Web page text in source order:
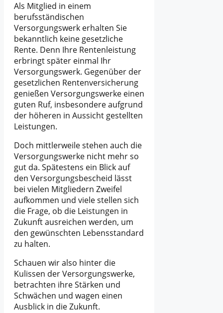
Als Mitglied in einem
berufsständischen
Versorgungswerk erhalten Sie
bekanntlich keine gesetzliche
Rente. Denn Ihre Rentenleistung
erbringt später einmal Ihr
Versorgungswerk. Gegenüber der
gesetzlichen Rentenversicherung
genießen Versorgungswerke einen
guten Ruf, insbesondere aufgrund
der höheren in Aussicht gestellten
Leistungen.
Doch mittlerweile stehen auch die
Versorgungswerke nicht mehr so
gut da. Spätestens ein Blick auf
den Versorgungsbescheid lässt
bei vielen Mitgliedern Zweifel
aufkommen und viele stellen sich
die Frage, ob die Leistungen in
Zukunft ausreichen werden, um
den gewünschten Lebensstandard
zu halten.
Schauen wir also hinter die
Kulissen der Versorgungswerke,
betrachten ihre Stärken und
Schwächen und wagen einen
Ausblick in die Zukunft.